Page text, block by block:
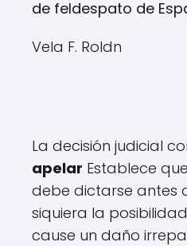
de feldespato de
Vela F. Roldn
La decisión judicial
apelar Establece
debe dictarse antes
siquiera la
cause un daño